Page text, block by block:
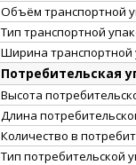
Объём транспортной
Тип транспортной
Ширина транспортной
Потребительская
Высота
Длина
Количество в
Тип потребительской